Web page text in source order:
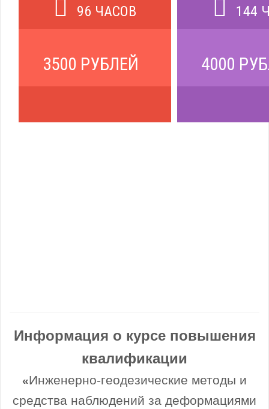
96 ЧАСОВ
3500 РУБЛЕЙ
144
4000
Информация о курсе повышения
квалификации
«Инженерно-геодезические методы и
средства наблюдений за деформациями